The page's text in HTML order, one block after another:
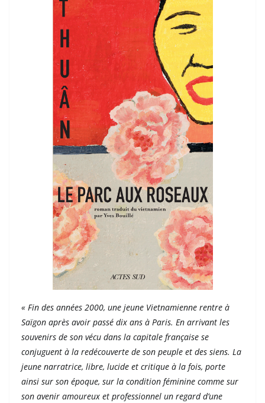
« Fin des années 2000, une jeune Vietnamienne rentre à
Saïgon après avoir passé dix ans à Paris. En arrivant les
souvenirs de son vécu dans la capitale française se
conjuguent à la redécouverte de son peuple et des siens. La
jeune narratrice, libre, lucide et critique à la fois, porte
ainsi sur son époque, sur la condition féminine comme sur
son avenir amoureux et professionnel un regard d’une